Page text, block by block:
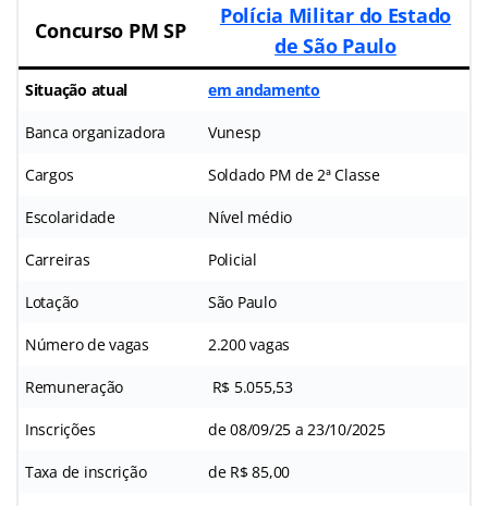
Concurso PM SP
Polícia Militar do Estado
de São Paulo
Situação atual em andamento
Banca organizadora Vunesp
Cargos Soldado PM de 2ª Classe
Escolaridade Nível médio
Carreiras Policial
Lotação São Paulo
Número de vagas 2.200 vagas
Remuneração R$ 5.055,53
Inscrições de 08/09/25 a 23/10/2025
Taxa de inscrição de R$ 85,00